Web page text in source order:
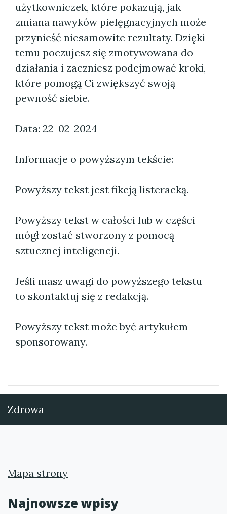
użytkowniczek, które pokazują, jak
zmiana nawyków pielęgnacyjnych może
przynieść niesamowite rezultaty. Dzięki
temu poczujesz się zmotywowana do
działania i zaczniesz podejmować kroki,
które pomogą Ci zwiększyć swoją
pewność siebie.
Data: 22-02-2024
Informacje o powyższym tekście:
Powyższy tekst jest fikcją listeracką.
Powyższy tekst w całości lub w części
mógł zostać stworzony z pomocą
sztucznej inteligencji.
Jeśli masz uwagi do powyższego tekstu
to skontaktuj się z redakcją.
Powyższy tekst może być artykułem
sponsorowany.
Zdrowa
Mapa strony
Najnowsze wpisy